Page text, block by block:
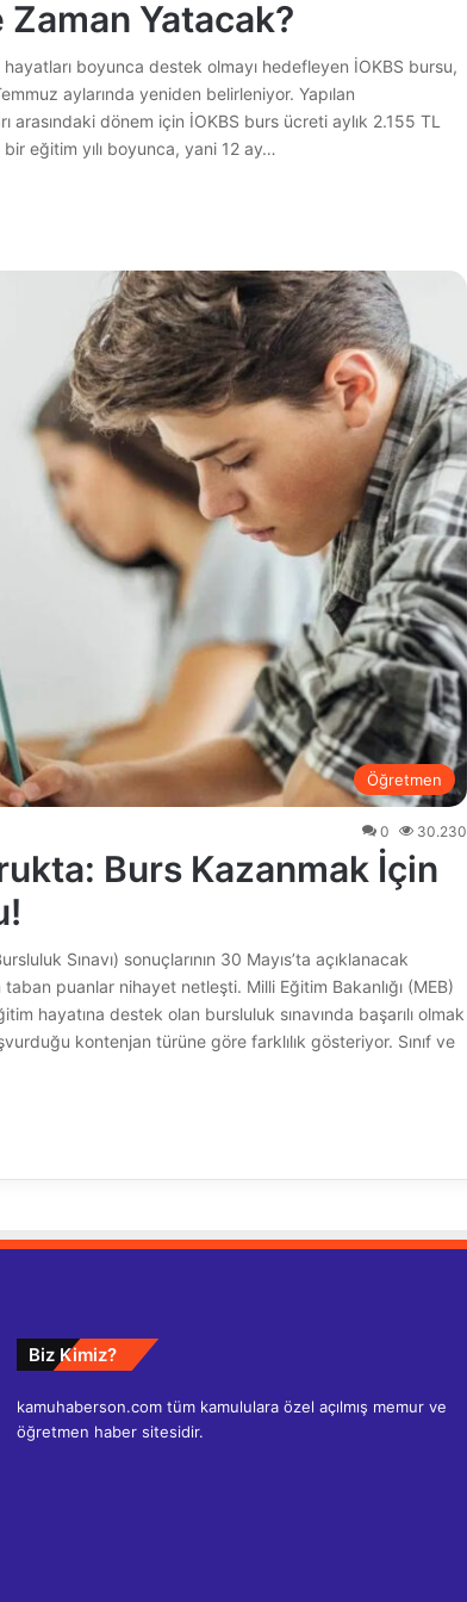
Yatacak?
boyunca destek olmayı hedefleyen İOKBS bursu,
aylarında yeniden belirleniyor. Yapılan
arasındaki dönem için İOKBS burs ücreti aylık 2.155 TL
eğitim yılı boyunca, yani 12 ay…
Öğretmen
0 30.230
Burs Kazanmak İçin
Sınavı) sonuçlarının 30 Mayıs’ta açıklanacak
puanlar nihayet netleşti. Milli Eğitim Bakanlığı (MEB)
hayatına destek olan bursluluk sınavında başarılı olmak
kontenjan türüne göre farklılık gösteriyor. Sınıf ve
Biz Kimiz?
kamuhaberson.com tüm kamululara özel açılmış memur ve
öğretmen haber sitesidir.